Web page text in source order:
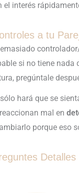
el interés
a tu
si no tiene nada
pregúntale
hará que se
mal en
porque eso